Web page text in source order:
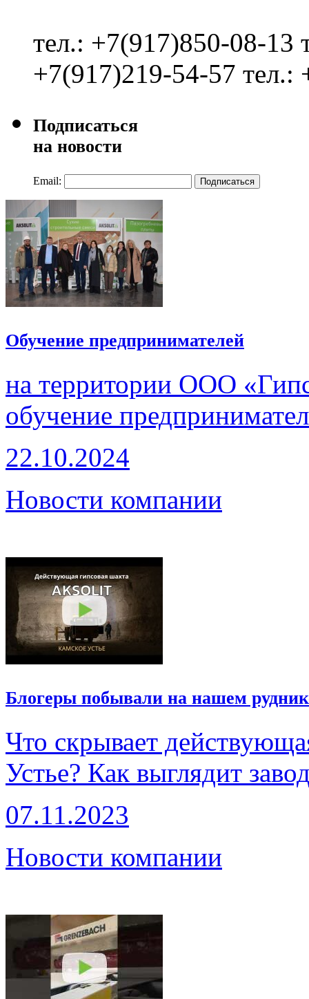
тел.: +7(917)850-08-13
+7(917)219-54-57 тел.:
Подписаться
на новости
Email: Подписаться
Обучение предпринимателей
на территории ООО
обучение
22.10.2024
Новости компании
Блогеры побывали на нашем
Что скрывает
Устье? Как выглядит
07.11.2023
Новости компании